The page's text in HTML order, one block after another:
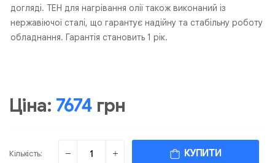
догляді. ТЕН для нагрівання олії також виконаний із
нержавіючої сталі, що гарантує надійну та стабільну роботу
обладнання. Гарантія становить 1 рік.
Ціна: 7674 грн
Кількість: КУПИТИ